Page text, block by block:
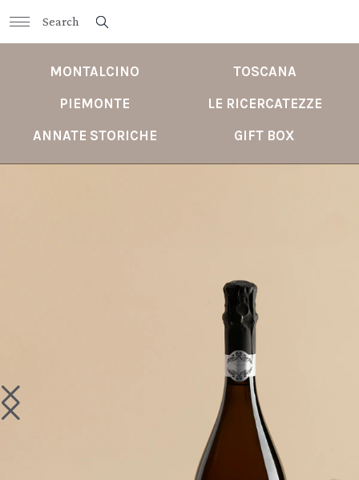
MONTALCINO
TOSCANA
PIEMONTE
LE RICERCATEZZE
ANNATE STORICHE
GIFT BOX